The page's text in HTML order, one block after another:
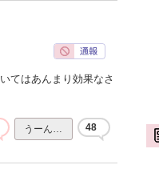
てはあんまり効果なさ
うーん… 48